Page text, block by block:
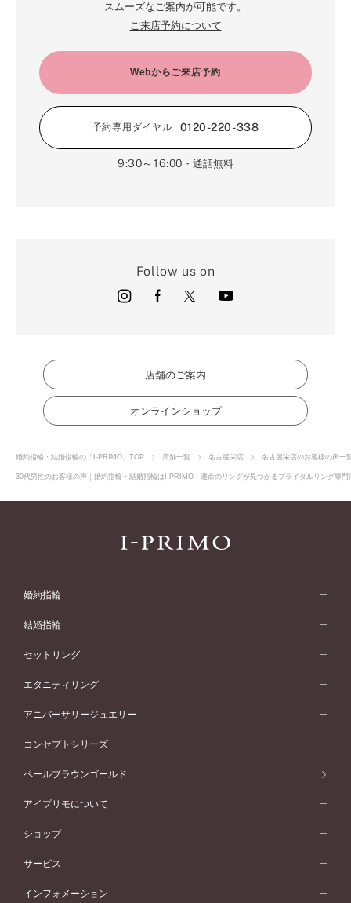
スムーズなご案内が可能です。
ご来店予約について
Webからご来店予約
予約専用ダイヤル 0120-220-338
9:30～16:00 ・通話無料
Follow us on
店舗のご案内
オンラインショップ
婚約指輪・結婚指輪の「I-PRIMO」TOP 店舗一覧 名古屋栄店 名古屋栄店のお客様の声一
30代男性のお客様の声｜婚約指輪・結婚指輪はI-PRIMO 運命のリングが見つかるブライダルリング専
婚約指輪
婚約指輪 (エンゲージリング)
婚約指輪一覧
ピンクゴールド
ペールブラウンゴールド
ウェーブライン
V字ライン
ワンサイドメレ
ダブルサイドメレ
シンプル
フェミニン
モード
50万円台～
40万円台～
30万円台～
婚約指輪 人気ランキング
婚約ネックレス
ダイヤモンドシェイプコレクション
結婚指輪
結婚指輪 (マリッジリング)
結婚指輪一覧
ピンクゴールド
ペールブラウンゴールド
ウェーブライン
V字ライン
ワンメレ
セベラルメレ
シンプル
フェミニン
モード
50万円～
40万円～50万円
セットリング
セットリング
セットリング一覧
ピンクゴールド
ペールブラウンゴールド
エタニティリング
エタニティリング
エタニティリング一覧
ピンクゴールド
ペールブラウンゴールド
アニバーサリージュエリー
アニバーサリージュエリー
アニバーサリージュエリー一覧
ファッションリング
ブレスレット
コンセプトシリーズ
コンセプトシリーズ
オリジンビリーフ
エトワル
スワハ
ペールブラウンゴールド
アイプリモについて
アイプリモについて
パーソナルハンド診断
デザインへのこだわり
ショップ
店舗一覧
北海道
サービス
プロポーズサポート
インフォメーション